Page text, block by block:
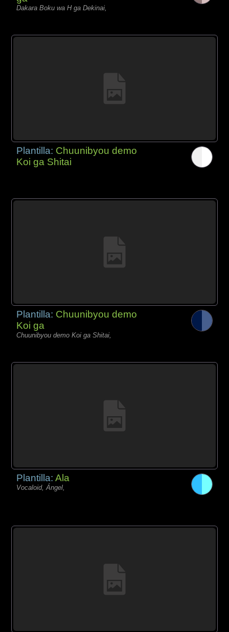
Dakara Boku wa H ga Dekinai,
Plantilla: Chuunibyou demo
Koi ga Shitai
Plantilla: Chuunibyou demo
Koi ga
Chuunibyou demo Koi ga Shitai,
Plantilla:Ala
Vocaloid, Ángel,